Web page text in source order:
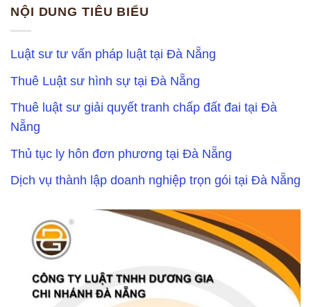
NỘI DUNG TIÊU BIỂU
Luật sư tư vấn pháp luật tại Đà Nẵng
Thuê Luật sư hình sự tại Đà Nẵng
Thuê luật sư giải quyết tranh chấp đất đai tại Đà
Nẵng
Thủ tục ly hôn đơn phương tại Đà Nẵng
Dịch vụ thành lập doanh nghiệp trọn gói tại Đà Nẵng